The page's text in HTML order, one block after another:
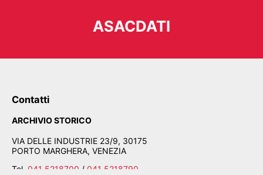
ASACDATI
Contatti
ARCHIVIO STORICO
VIA DELLE INDUSTRIE 23/9, 30175
PORTO MARGHERA, VENEZIA
Tel. 041 5218700 / 041 5218790